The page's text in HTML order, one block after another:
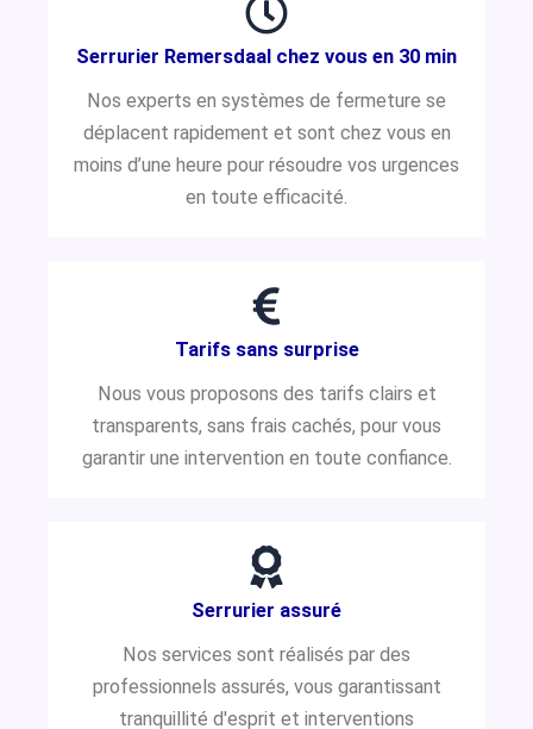
Serrurier Remersdaal chez vous en 30 min
Nos experts en systèmes de fermeture se
déplacent rapidement et sont chez vous en
moins d’une heure pour résoudre vos urgences
en toute efficacité.
Tarifs sans surprise
Nous vous proposons des tarifs clairs et
transparents, sans frais cachés, pour vous
garantir une intervention en toute confiance.
Serrurier assuré
Nos services sont réalisés par des
professionnels assurés, vous garantissant
tranquillité d'esprit et interventions